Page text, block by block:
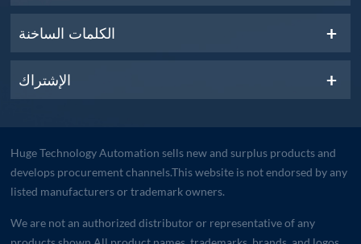
الكلمات الساخنة
الإشتراك
Huge Technology Automation sells new and surplus products and
develops procurement channels.This website is not endorsed by any
listed manufacturers or trademark owners.
We are not an authorized distributor or representative of any